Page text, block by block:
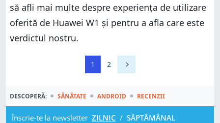
să afli mai multe despre experiența de utilizare
oferită de Huawei W1 și pentru a afla care este
verdictul nostru.
1 2
DESCOPERĂ: SĂNĂTATE ANDROID RECENZII
Înscrie-te la newsletter ZILNIC / SĂPTĂMÂNAL